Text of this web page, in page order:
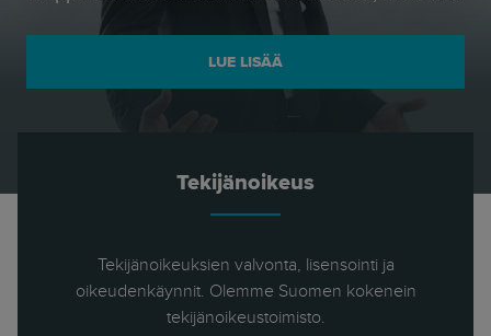
LUE LISÄÄ
Tekijänoikeus
Tekijänoikeuksien valvonta, lisensointi ja
oikeudenkäynnit. Olemme Suomen kokenein
tekijänoikeustoimisto.